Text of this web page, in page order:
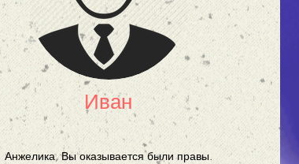
Иван
Анжелика, Вы оказывается были правы.